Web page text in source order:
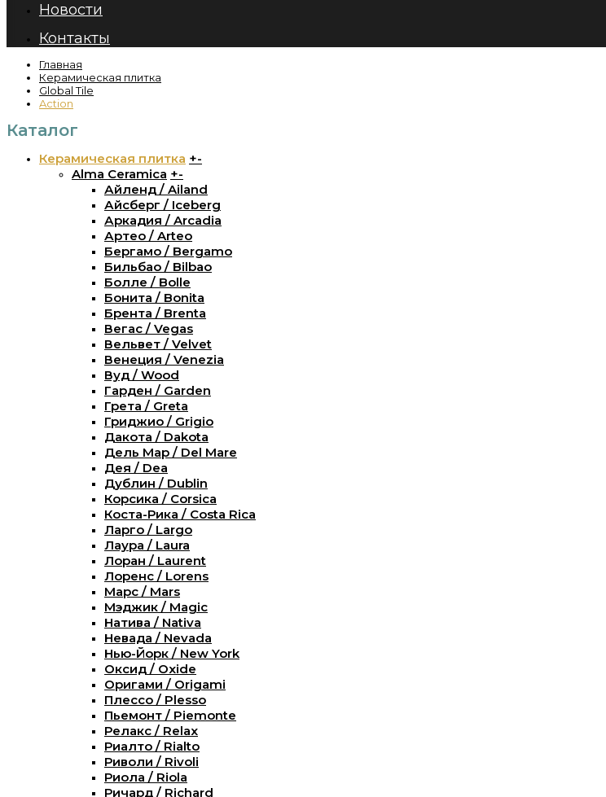
Новости
Контакты
Главная
Керамическая плитка
Global Tile
Action
Каталог
Керамическая плитка +-
Alma Ceramica +-
Айленд / Ailand
Айсберг / Iceberg
Аркадия / Arcadia
Артео / Arteo
Бергамо / Bergamo
Бильбао / Bilbao
Болле / Bolle
Бонита / Bonita
Брента / Brenta
Вегас / Vegas
Вельвет / Velvet
Венеция / Venezia
Вуд / Wood
Гарден / Garden
Грета / Greta
Гриджио / Grigio
Дакота / Dakota
Дель Мар / Del Mare
Дея / Dea
Дублин / Dublin
Корсика / Corsica
Коста-Рика / Costa Rica
Ларго / Largo
Лаура / Laura
Лоран / Laurent
Лоренс / Lorens
Марс / Mars
Мэджик / Magic
Натива / Nativa
Невада / Nevada
Нью-Йорк / New York
Оксид / Oxide
Оригами / Origami
Плессо / Plesso
Пьемонт / Piemonte
Релакс / Relax
Риалто / Rialto
Риволи / Rivoli
Риола / Riola
Ричард / Richard